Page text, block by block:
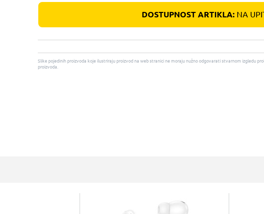
DOSTUPNOST ARTIKLA:NA
Slike pojedinih proizvoda koje ilustriraju proizvod na web stranici ne moraju nužno odgovarati stvarnom izgledu
proizvoda.